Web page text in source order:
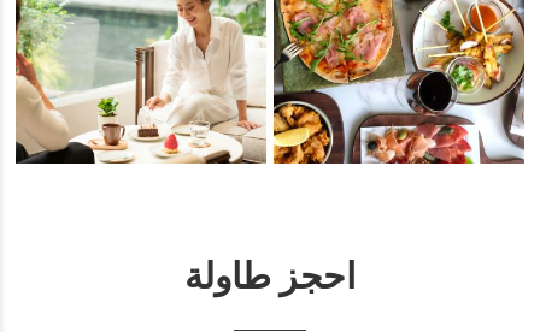
احجز طاولة